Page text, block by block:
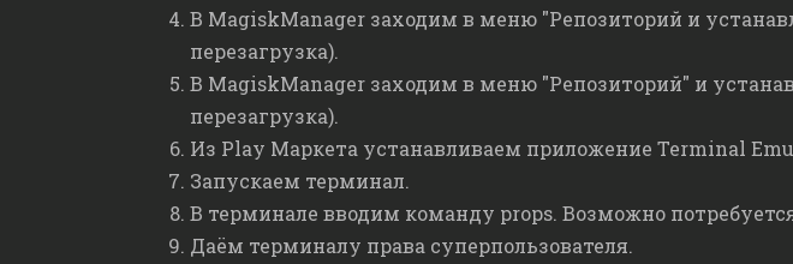
В MagiskManager заходим в меню "Репозиторий и
перезагрузка).
В MagiskManager заходим в меню "Репозиторий" и
перезагрузка).
Из Play Маркета устанавливаем приложение Terminal
Запускаем терминал.
В терминале вводим команду props. Возможно
Даём терминалу права суперпользователя.